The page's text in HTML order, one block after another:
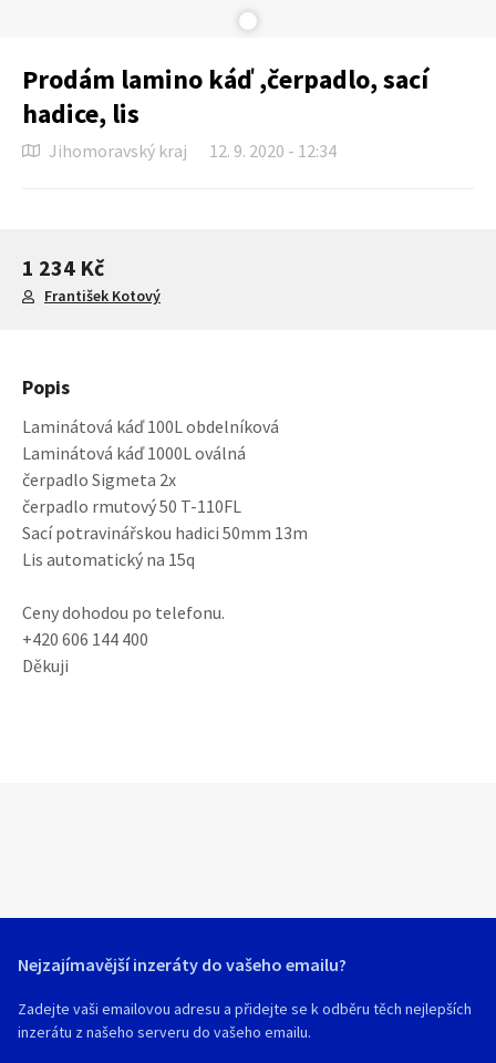
Prodám lamino káď ,čerpadlo, sací
hadice, lis
Jihomoravský kraj 12. 9. 2020 - 12:34
1 234 Kč
František Kotový
Popis
Laminátová káď 100L obdelníková
Laminátová káď 1000L oválná
čerpadlo Sigmeta 2x
čerpadlo rmutový 50 T-110FL
Sací potravinářskou hadici 50mm 13m
Lis automatický na 15q
Ceny dohodou po telefonu.
+420 606 144 400
Děkuji
Nejzajímavější inzeráty do vašeho emailu?
Zadejte vaši emailovou adresu a přidejte se k odběru těch nejlepších
inzerátu z našeho serveru do vašeho emailu.